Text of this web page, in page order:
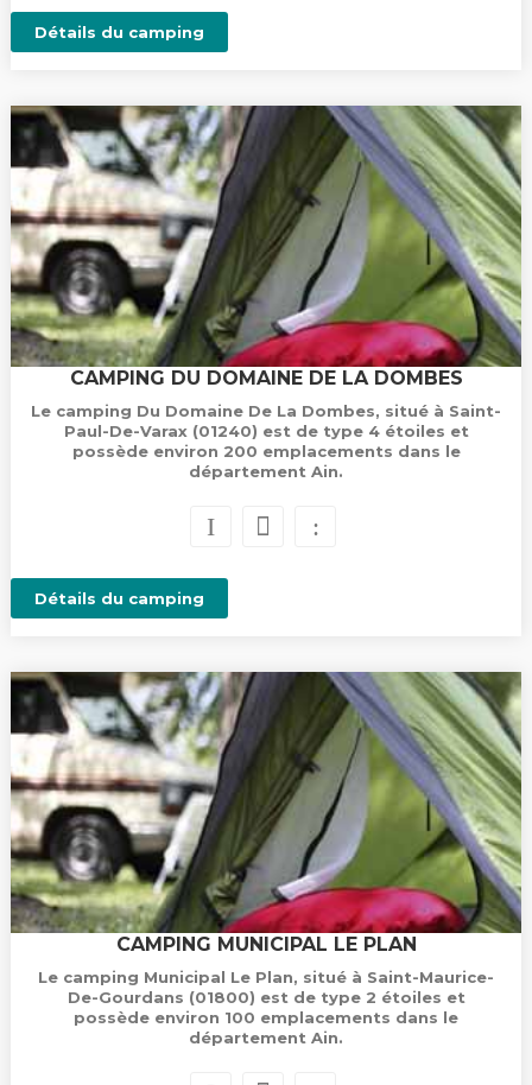
Détails du camping
CAMPING DU DOMAINE DE LA DOMBES
Le camping Du Domaine De La Dombes, situé à Saint-
Paul-De-Varax (01240) est de type 4 étoiles et
possède environ 200 emplacements dans le
département Ain.
Détails du camping
CAMPING MUNICIPAL LE PLAN
Le camping Municipal Le Plan, situé à Saint-Maurice-
De-Gourdans (01800) est de type 2 étoiles et
possède environ 100 emplacements dans le
département Ain.